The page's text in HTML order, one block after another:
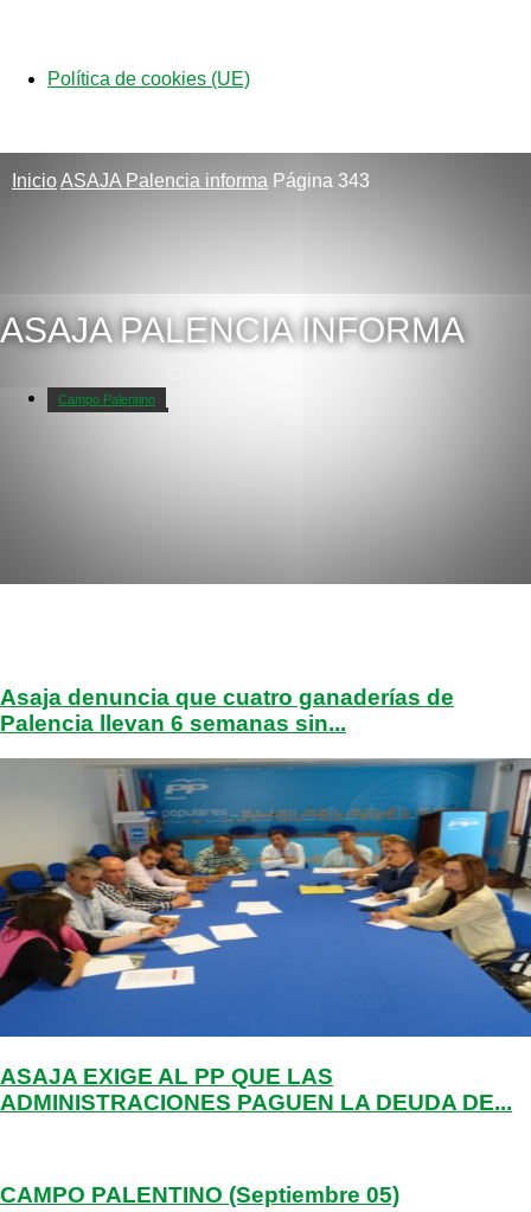
Política de cookies (UE)
InicioASAJA Palencia informa Página 343
ASAJA PALENCIA INFORMA
Campo Palentino
Asaja denuncia que cuatro ganaderías de
Palencia llevan 6 semanas sin...
ASAJA EXIGE AL PP QUE LAS
ADMINISTRACIONES PAGUEN LA DEUDA DE...
CAMPO PALENTINO (Septiembre 05)